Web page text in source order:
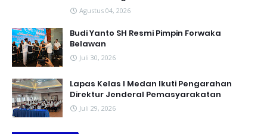
Agustus 04, 2026
Budi Yanto SH Resmi Pimpin Forwaka
Belawan
Juli 30, 2026
Lapas Kelas I Medan Ikuti Pengarahan
Direktur Jenderal Pemasyarakatan
Juli 29, 2026